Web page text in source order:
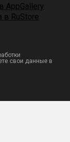
свои данные в